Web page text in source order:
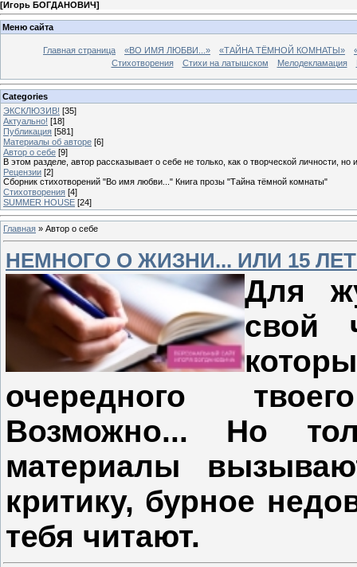
[Игорь БОГДАНОВИЧ]
Меню сайта
Главная страница «ВО ИМЯ ЛЮБВИ...» «ТАЙНА ТЁМНОЙ КОМНАТЫ»
Стихотворения
Стихи на латышском Мелодекламация
Categories
ЭКСКЛЮЗИВ! [35]
Актуально! [18]
Публикация [581]
Материалы об авторе [6]
Автор о себе [9]
В этом разделе, автор рассказывает о себе не только, как о творческой личности,
Рецензии [2]
Сборник стихотворений "Во имя любви..." Книга прозы "Тайна тёмной комнаты"
Стихотворения [4]
SUMMER HOUSE [24]
Главная » Автор о себе
НЕМНОГО О ЖИЗНИ... ИЛИ 15
Для
свой
очередного
Возможно... Но
материалы
критику, бурное
тебя читают.